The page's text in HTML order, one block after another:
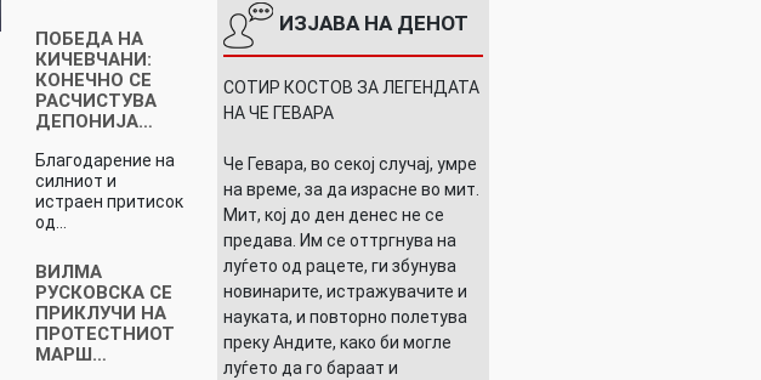
ПОБЕДА НА
КИЧЕВЧАНИ:
КОНЕЧНО СЕ
РАСЧИСТУВА
ДЕПОНИЈА…
Благодарение на
силниот и
истраен притисок
од…
ВИЛМА
PУСКОВСКА СЕ
ПРИКЛУЧИ НА
ПРОТЕСТНИОТ
МАРШ…
ИЗЈАВА НА ДЕНОТ
СОТИР КОСТОВ ЗА ЛЕГЕНДАТА
НА ЧЕ ГЕВАРА
Че Гевара, во секој случај, умре
на време, за да израсне во мит.
Мит, кој до ден денес не се
предава. Им се оттргнува на
луѓето од рацете, ги збунува
новинарите, истражувачите и
науката, и повторно полетува
преку Андите, како би могле
луѓето да го бараат и